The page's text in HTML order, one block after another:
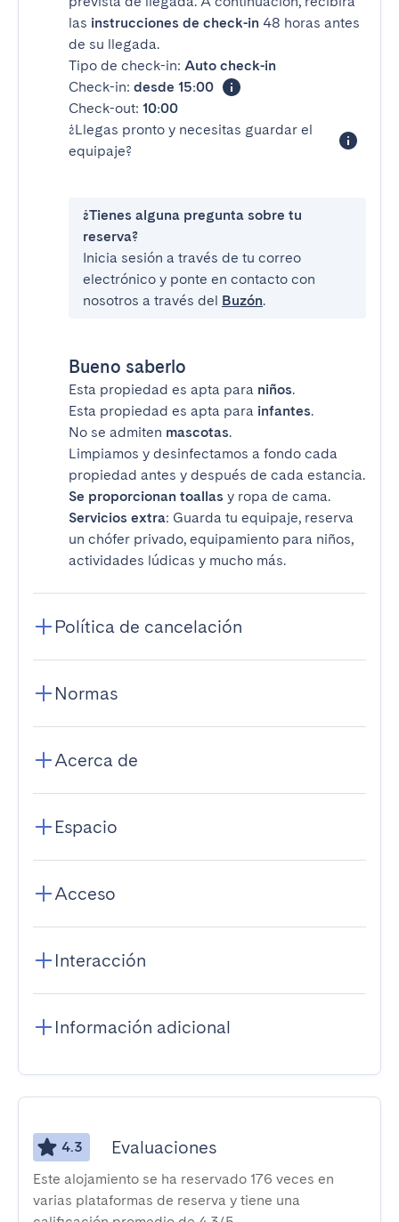
las instrucciones de check-in 48 horas antes
de su llegada.
Tipo de check-in: Auto check-in
Check-in: desde 15:00
Check-out: 10:00
¿Llegas pronto y necesitas guardar el
equipaje?
¿Tienes alguna pregunta sobre tu
reserva?
Inicia sesión a través de tu correo
electrónico y ponte en contacto con
nosotros a través del Buzón.
Bueno saberlo
Esta propiedad es apta para niños.
Esta propiedad es apta para infantes.
No se admiten mascotas.
Limpiamos y desinfectamos a fondo cada
propiedad antes y después de cada estancia.
Se proporcionan toallas y ropa de cama.
Servicios extra: Guarda tu equipaje, reserva
un chófer privado, equipamiento para niños,
actividades lúdicas y mucho más.
Política de cancelación
Normas
Acerca de
Espacio
Acceso
Interacción
Información adicional
4.3 Evaluaciones
Este alojamiento se ha reservado 176 veces en
varias plataformas de reserva y tiene una